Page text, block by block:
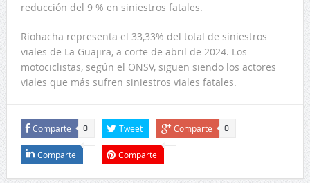
reducción del 9 % en siniestros fatales.
Riohacha representa el 33,33% del total de siniestros
viales de La Guajira, a corte de abril de 2024. Los
motociclistas, según el ONSV, siguen siendo los actores
viales que más sufren siniestros viales fatales.
Comparte 0 Tweet Comparte 0
Comparte Comparte